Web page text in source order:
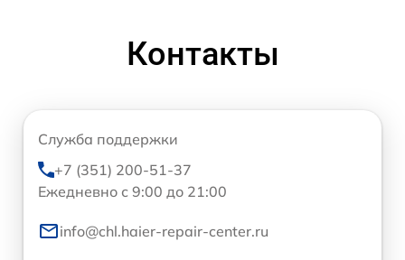
Контакты
Служба поддержки
+7 (351) 200-51-37
Ежедневно с 9:00 до 21:00
info@chl.haier-repair-center.ru